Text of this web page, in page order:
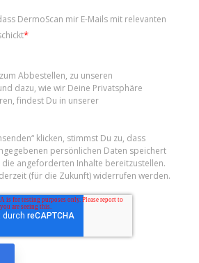
DermoScan mir E-Mails mit relevanten
*
Abbestellen, zu unseren
dazu, wie wir Deine Privatsphäre
findest Du in unserer
klicken, stimmst Du zu, dass
persönlichen Daten speichert
angeforderten Inhalte bereitzustellen.
(für die Zukunft) widerrufen werden.